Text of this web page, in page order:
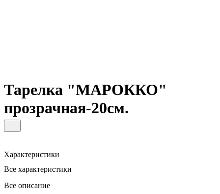
Тарелка "МАРОККО"
прозрачная-20см.
Характеристики
Все характеристики
Все описание